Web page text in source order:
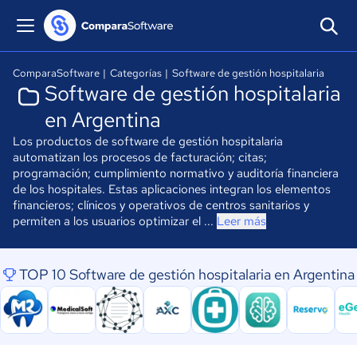
ComparaSoftware | Categorías | Software de gestión hospitalaria
Software de gestión hospitalaria
en Argentina
Los productos de software de gestión hospitalaria
automatizan los procesos de facturación; citas;
programación; cumplimiento normativo y auditoría financiera
de los hospitales. Estas aplicaciones integran los elementos
financieros; clínicos y operativos de centros sanitarios y
permiten a los usuarios optimizar el ... Leer más
TOP 10 Software de gestión hospitalaria en Argentina